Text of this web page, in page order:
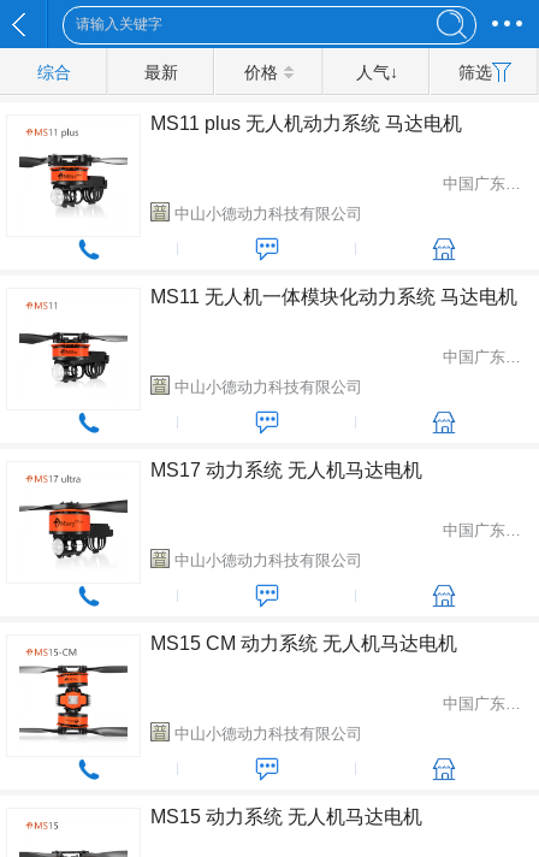
综合 最新 价格 人气↓ 筛选
MS11 plus 无人机动力系统 马达电机
中国广东省中山市
中山小德动力科技有限公司
MS11 无人机一体模块化动力系统 马达电机
中国广东省中山市
中山小德动力科技有限公司
MS17 动力系统 无人机马达电机
中国广东省中山市
中山小德动力科技有限公司
MS15 CM 动力系统 无人机马达电机
中国广东省中山市
中山小德动力科技有限公司
MS15 动力系统 无人机马达电机